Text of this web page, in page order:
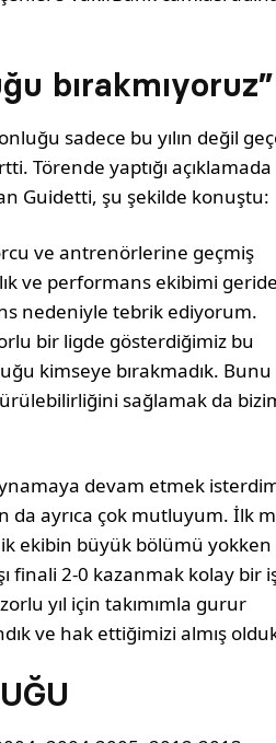
bırakmıyoruz”
sadece bu yılın değil
Törende yaptığı açıklamada
Guidetti, şu şekilde konuştu:
ve antrenörlerine geçmiş
ve performans ekibimi geride
nedeniyle tebrik ediyorum.
bir ligde gösterdiğimiz bu
kimseye bırakmadık. Bunu
sağlamak da
devam etmek
ayrıca çok mutluyum. İlk
ekibin büyük bölümü yokken
finali 2-0 kazanmak kolay bir
yıl için takımımla gurur
ve hak ettiğimizi almış